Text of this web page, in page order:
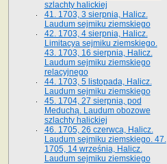
szlachty halickiej
41­. 1703, 3 sierpnia, Halicz.
Laudum sejmiku ziemskiego
42. 1703, 4 sierpnia, Halicz.
Limitacya sejmiku ziemskiego.
43. 1703, 16 sierpnia, Halicz.
Laudum sejmiku ziemskiego
relacyjnego
44. 1703, 5 listopada, Halicz.
Laudum sejmiku ziemskiego
45. 1704, 27 sierpnia, pod
Meduchą. Laudum obozowe
szlachty halickiej
46. 1705, 26 czerwca, Halicz.
Laudum sejmiku ziemskiego. 47.
1705, 14 września, Halicz.
Laudum sejmiku ziemskiego